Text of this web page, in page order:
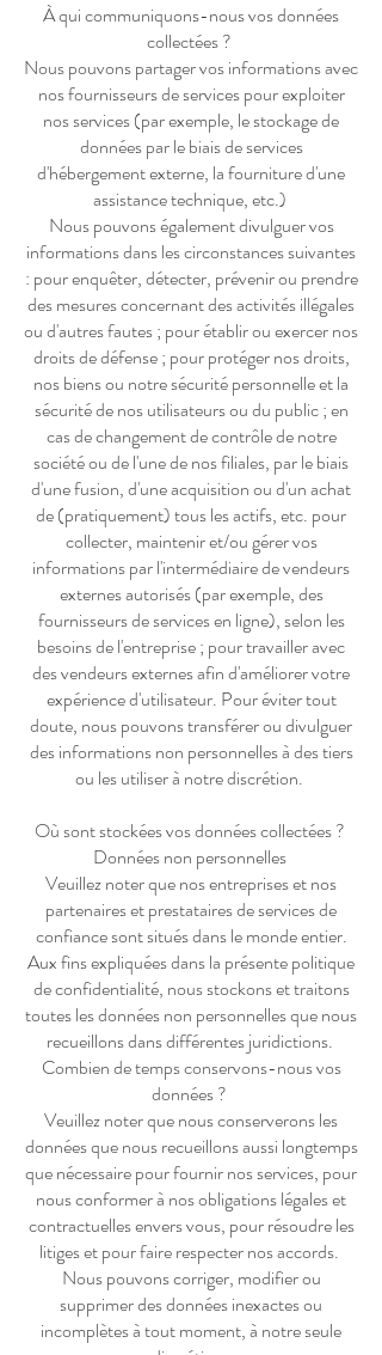
À qui communiquons-nous vos données
collectées ?
Nous pouvons partager vos informations avec
nos fournisseurs de services pour exploiter
nos services (par exemple, le stockage de
données par le biais de services
d'hébergement externe, la fourniture d'une
assistance technique, etc.)
Nous pouvons également divulguer vos
informations dans les circonstances suivantes
: pour enquêter, détecter, prévenir ou prendre
des mesures concernant des activités illégales
ou d'autres fautes ; pour établir ou exercer nos
droits de défense ; pour protéger nos droits,
nos biens ou notre sécurité personnelle et la
sécurité de nos utilisateurs ou du public ; en
cas de changement de contrôle de notre
société ou de l'une de nos filiales, par le biais
d'une fusion, d'une acquisition ou d'un achat
de (pratiquement) tous les actifs, etc. pour
collecter, maintenir et/ou gérer vos
informations par l'intermédiaire de vendeurs
externes autorisés (par exemple, des
fournisseurs de services en ligne), selon les
besoins de l'entreprise ; pour travailler avec
des vendeurs externes afin d'améliorer votre
expérience d'utilisateur. Pour éviter tout
doute, nous pouvons transférer ou divulguer
des informations non personnelles à des tiers
ou les utiliser à notre discrétion.
Où sont stockées vos données collectées ?
Données non personnelles
Veuillez noter que nos entreprises et nos
partenaires et prestataires de services de
confiance sont situés dans le monde entier.
Aux fins expliquées dans la présente politique
de confidentialité, nous stockons et traitons
toutes les données non personnelles que nous
recueillons dans différentes juridictions.
Combien de temps conservons-nous vos
données ?
Veuillez noter que nous conserverons les
données que nous recueillons aussi longtemps
que nécessaire pour fournir nos services, pour
nous conformer à nos obligations légales et
contractuelles envers vous, pour résoudre les
litiges et pour faire respecter nos accords.
Nous pouvons corriger, modifier ou
supprimer des données inexactes ou
incomplètes à tout moment, à notre seule